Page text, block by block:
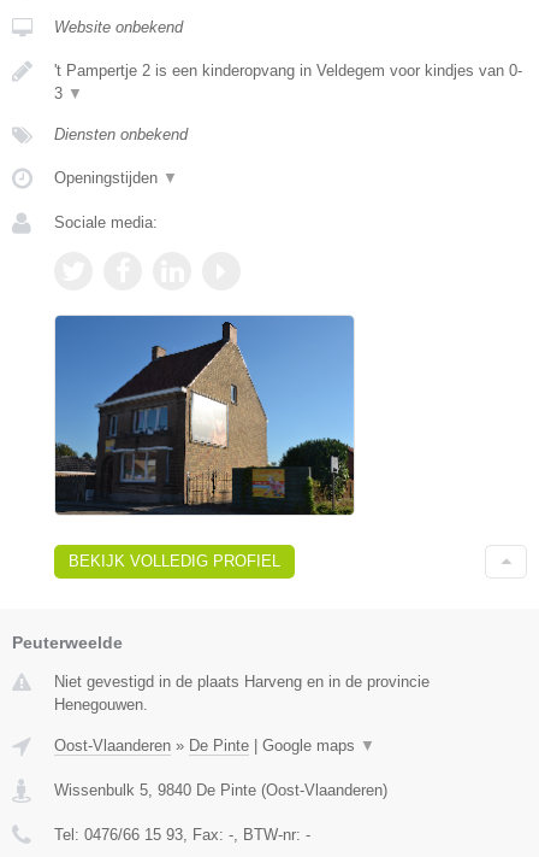
Website onbekend
't Pampertje 2 is een kinderopvang in Veldegem voor kindjes van 0-
3 ▼
Diensten onbekend
Openingstijden ▼
Sociale media:
BEKIJK VOLLEDIG PROFIEL
Peuterweelde
Niet gevestigd in de plaats Harveng en in de provincie
Henegouwen.
Oost-Vlaanderen » De Pinte Google maps ▼
Wissenbulk 5 9840 De Pinte (Oost-Vlaanderen)
Tel: 0476/66 15 93 , Fax: - , BTW-nr: -